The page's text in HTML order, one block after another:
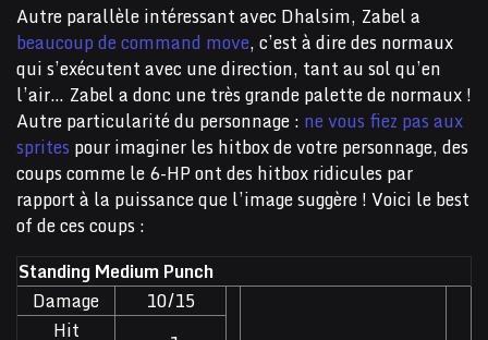
Autre parallèle intéressant avec Dhalsim, Zabel a
beaucoup de command move, c’est à dire des normaux
qui s’exécutent avec une direction, tant au sol qu’en
l’air… Zabel a donc une très grande palette de normaux !
Autre particularité du personnage : ne vous fiez pas aux
sprites pour imaginer les hitbox de votre personnage, des
coups comme le 6-HP ont des hitbox ridicules par
rapport à la puissance que l’image suggère ! Voici le best
of de ces coups :
Standing Medium Punch
Damage
10/15
Hit